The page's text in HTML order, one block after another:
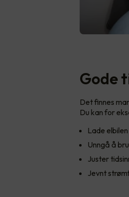
Gode
Det finnes
Du kan for
Lade
Unngå å
Juster
Jevnt